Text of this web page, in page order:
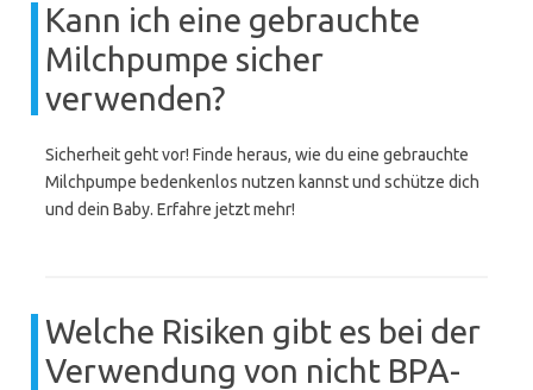
Kann ich eine gebrauchte
Milchpumpe sicher
verwenden?
Sicherheit geht vor! Finde heraus, wie du eine gebrauchte
Milchpumpe bedenkenlos nutzen kannst und schütze dich
und dein Baby. Erfahre jetzt mehr!
Welche Risiken gibt es bei der
Verwendung von nicht BPA-